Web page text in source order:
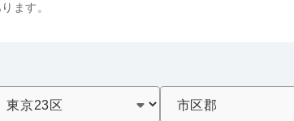
ます。